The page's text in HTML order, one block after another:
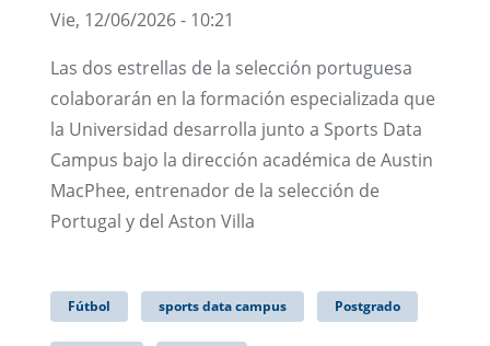
Vie, 12/06/2026 - 10:21
Las dos estrellas de la selección portuguesa
colaborarán en la formación especializada que
la Universidad desarrolla junto a Sports Data
Campus bajo la dirección académica de Austin
MacPhee, entrenador de la selección de
Portugal y del Aston Villa
Fútbol sports data campus Postgrado